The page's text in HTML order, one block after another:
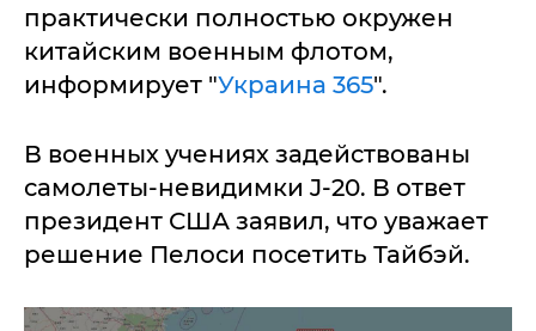
практически полностью окружен
китайским военным флотом,
информирует "Украина 365".
В военных учениях задействованы
самолеты-невидимки J-20. В ответ
президент США заявил, что уважает
решение Пелоси посетить Тайбэй.